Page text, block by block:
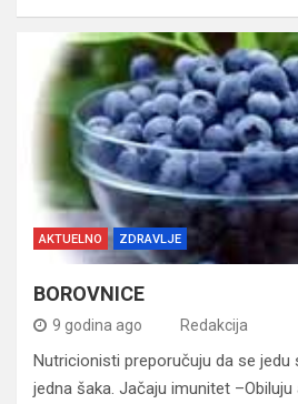
AKTUELNO ZDRAVLJE
BOROVNICE
9 godina ago Redakcija
Nutricionisti preporučuju da se jedu
jedna šaka. Jačaju imunitet